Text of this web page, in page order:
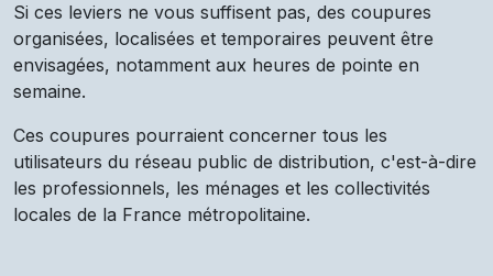
Si ces leviers ne vous suffisent pas, des coupures
organisées, localisées et temporaires peuvent être
envisagées, notamment aux heures de pointe en
semaine.
Ces coupures pourraient concerner tous les
utilisateurs du réseau public de distribution, c'est-à-dire
les professionnels, les ménages et les collectivités
locales de la France métropolitaine.